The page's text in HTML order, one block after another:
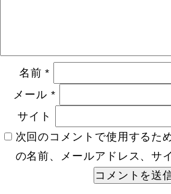
名前*
メール *
サイト
次回のコメントで使用するた
の名前、メールアドレス、サ